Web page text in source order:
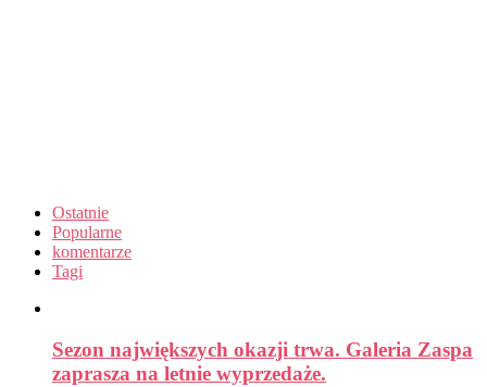
Ostatnie
Popularne
komentarze
Tagi
Sezon największych okazji trwa. Galeria Zaspa
zaprasza na letnie wyprzedaże.